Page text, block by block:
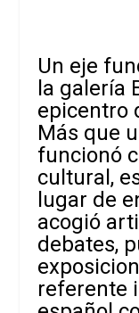
Un eje
la galería
epicentro
Más que
funcionó
cultural,
lugar de
acogió
debates,
referente